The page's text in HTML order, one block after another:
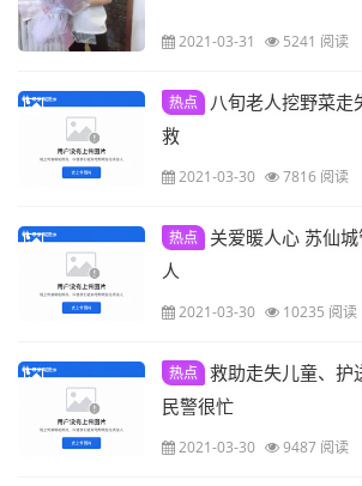
2021-03-31 5241 阅读
热点
八旬老人挖野菜走
救
2021-03-30 7816 阅读
热点
关爱暖人心 苏仙
人
2021-03-30 10235 阅读
热点
救助走失儿童、
民警很忙
2021-03-30 9487 阅读